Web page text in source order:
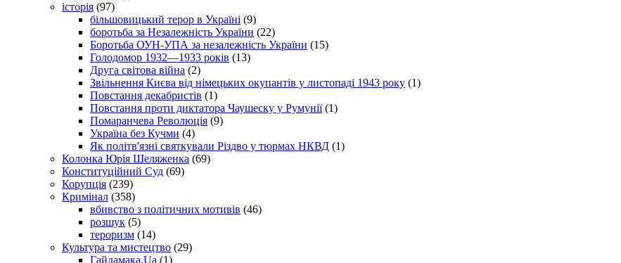
історія (97)
більшовицький терор в Україні (9)
боротьба за Незалежність України (22)
Боротьба ОУН-УПА за незалежність України (15)
Голодомор 1932—1933 років (13)
Друга світова війна (2)
Звільнення Києва від німецьких окупантів у листопаді 1943 року (1)
Повстання декабристів (1)
Повстання проти диктатора Чаушеску у Румунії(1)
Помаранчева Революція (9)
Україна без Кучми (4)
Як політв'язні святкували Різдво у тюрмах НКВД (1)
Колонка Юрія Шеляженка (69)
Конституційний Суд (69)
Корупція (239)
Кримінал (358)
вбивство з політичних мотивів (46)
розшук (5)
тероризм (14)
Культура та мистецтво (29)
Гайдамака.Ua (1)